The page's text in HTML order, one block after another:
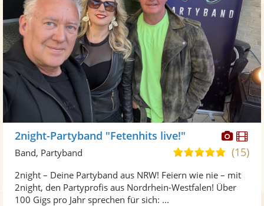
Fotos
2night-Partyband "Fetenhits live!"
5,0
5
(15)
Band, Partyband
2night – Deine Partyband aus NRW! Feiern wie nie – mit
2night, den Partyprofis aus Nordrhein-Westfalen! Über
100 Gigs pro Jahr sprechen für sich: ...